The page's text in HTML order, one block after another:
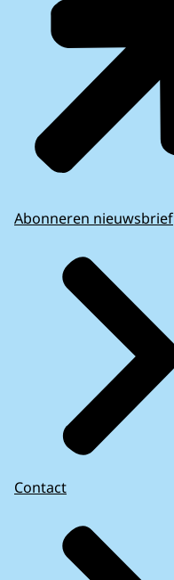
Abonneren nieuwsbrief
Contact